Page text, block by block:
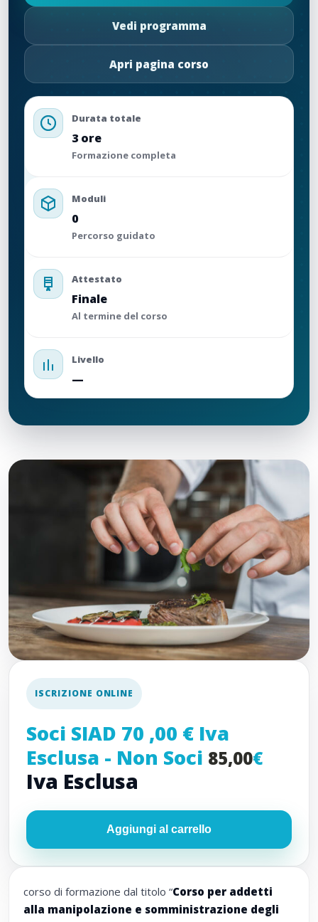
Vedi programma
Apri pagina corso
Durata totale
3 ore
Formazione completa
Moduli
0
Percorso guidato
Attestato
Finale
Al termine del corso
Livello
—
ISCRIZIONE ONLINE
Soci SIAD 70 ,00 € Iva
Esclusa - Non Soci 85,00€
Iva Esclusa
Aggiungi al carrello
corso di formazione dal titolo “Corso per addetti
alla manipolazione e somministrazione degli